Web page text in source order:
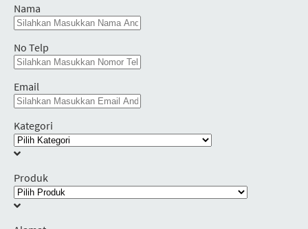
Nama
No Telp
Email
Kategori
Produk